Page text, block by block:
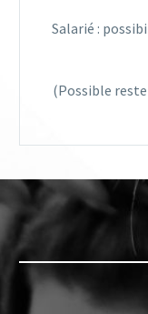
Salarié :
(Possible